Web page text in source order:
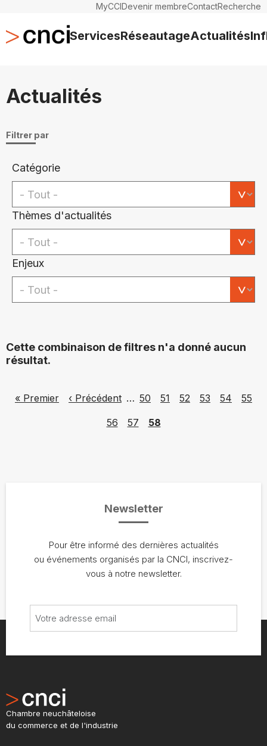
MyCCIDevenir membreContactRecherche
ServicesRéseautageActualités
Actualités
Filtrer par
Catégorie
Thèmes d'actualités
Enjeux
Cette combinaison de filtres n'a donné aucun
résultat.
First page
« Premier Previous page
‹ Précédent … Page
50 Page
51 Page
52 Page
53 Page
54 Page
55
Page
56 Page
57 Page
58
Newsletter
Pour être informé des dernières actualités
ou événements organisés par la CNCI, inscrivez-
vous à notre newsletter.
Chambre neuchâteloise
du commerce et de l'industrie